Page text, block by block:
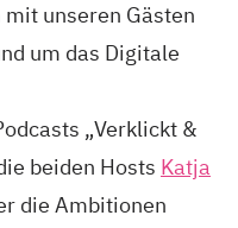
unseren Gästen
um das Digitale
„Verklickt &
beiden Hosts Katja
die Ambitionen